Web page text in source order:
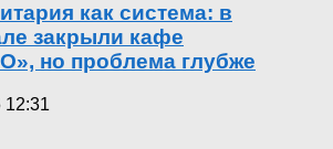
как система: в
закрыли кафе
но проблема глубже
12:31